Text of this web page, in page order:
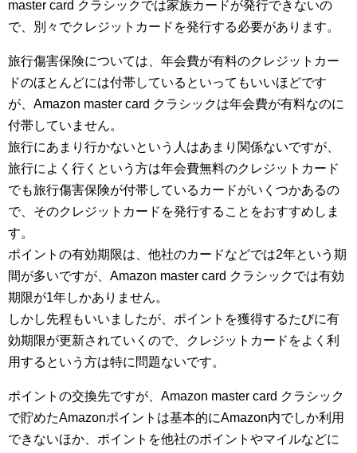
master card クラシックでは家族カードが発行できないの
で、別々でクレジットカードを発行する必要があります。
旅行傷害保険については、年会費が有料のクレジットカー
ドのほとんどには付帯しているといってもいいほどです
が、Amazon master card クラシックは年会費が有料なのに
付帯していません。
旅行にあまり行かないという人はあまり関係ないですが、
旅行によく行くという方は年会費無料のクレジットカード
でも旅行傷害保険が付帯しているカードがいくつかあるの
で、そのクレジットカードを発行することをおすすめしま
す。
ポイントの有効期限は、他社のカードなどでは2年という期
間が多いですが、Amazon master card クラシックでは有効
期限が1年しかありません。
しかし先程もいいましたが、ポイントを獲得するたびに有
効期限が更新されていくので、クレジットカードをよく利
用するという方は特に問題ないです。
ポイントの交換先ですが、Amazon master card クラシック
で貯めたAmazonポイントは基本的にAmazon内でしか利用
できないほか、ポイントを他社のポイントやマイルなどに